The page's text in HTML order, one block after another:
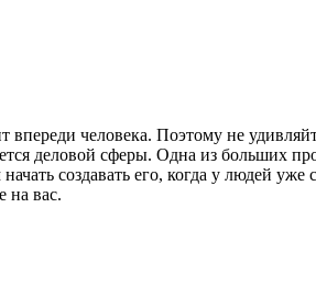
человека. Поэтому не
деловой сферы. Одна из больших
создавать его, когда у людей уже
на вас.